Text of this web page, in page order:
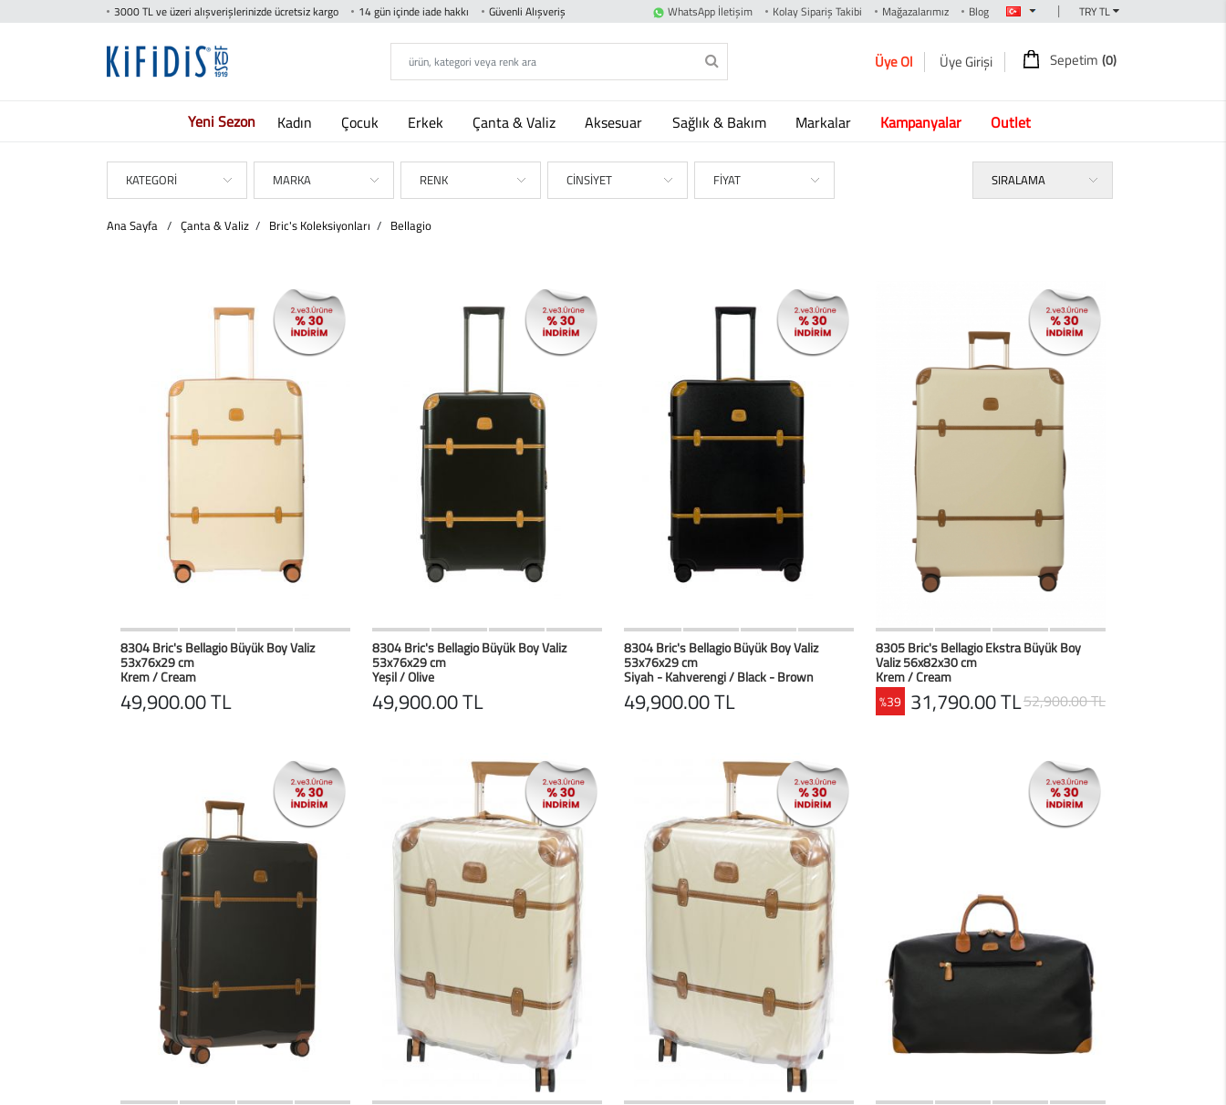
3000 TL ve üzeri alışverişlerinizde ücretsiz kargo 14 gün içinde iade hakkı Güvenli Alışveriş WhatsApp İletişim Kolay Sipariş Takibi Mağazalarımız Blog |
Üye Ol Üye Girişi Sepetim (0)
Yeni Sezon Kadın Çocuk Erkek Çanta & Valiz Aksesuar Sağlık & Bakım Markalar Kampanyalar Outlet
KATEGORİ MARKA RENK CİNSİYET FİYAT SIRALAMA
Ana Sayfa / Çanta & Valiz / Bric's Koleksiyonları / Bellagio
HIZLI BAK Favorilerim
8304 Bric's Bellagio Büyük Boy Valiz
53x76x29 cm
Krem / Cream
49,900.00 TL
HIZLI BAK Favorilerim
8304 Bric's Bellagio Büyük Boy Valiz
53x76x29 cm
Yeşil / Olive
49,900.00 TL
HIZLI BAK Favorilerim
8304 Bric's Bellagio Büyük Boy Valiz
53x76x29 cm
Siyah - Kahverengi / Black - Brown
49,900.00 TL
HIZLI BAK Favorilerim
8305 Bric's Bellagio Ekstra Büyük Boy
Valiz 56x82x30 cm
Krem / Cream
%39 31,790.00 TL52,900.00 TL